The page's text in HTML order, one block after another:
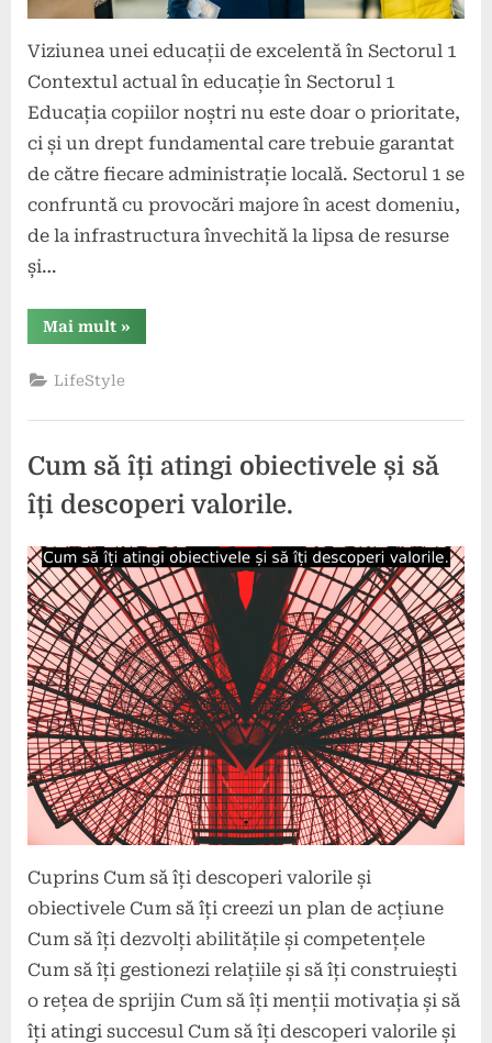
Viziunea unei educații de excelentă în Sectorul 1
Contextul actual în educație în Sectorul 1
Educația copiilor noștri nu este doar o prioritate,
ci și un drept fundamental care trebuie garantat
de către fiecare administrație locală. Sectorul 1 se
confruntă cu provocări majore în acest domeniu,
de la infrastructura învechită la lipsa de resurse
și…
Mai mult“Ramona
Ioana
primăria
1,
mai
mici
și
eficiență
Sectorul
1”
»
LifeStyle
Cum să îți atingi obiectivele și să
îți descoperi valorile.
Posted
on
9
mai
2024
By
comunicat
Cuprins Cum să îți descoperi valorile și
obiectivele Cum să îți creezi un plan de acțiune
Cum să îți dezvolți abilitățile și competențele
Cum să îți gestionezi relațiile și să îți construiești
o rețea de sprijin Cum să îți menții motivația și să
îți atingi succesul Cum să îți descoperi valorile și